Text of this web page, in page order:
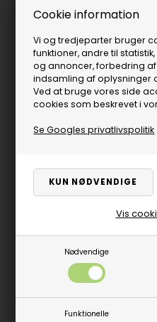
Cookie information
Vi og tredjeparter bruger
funktioner, andre til
og annoncer, forbedring
indsamling af oplysninger
Ved at bruge vores side
cookies som beskrevet i
Se Googles privatlivspolitik
Nødvendige
Funktionelle
Vis
1/1 match Verhoeven
20.000,00 DKK